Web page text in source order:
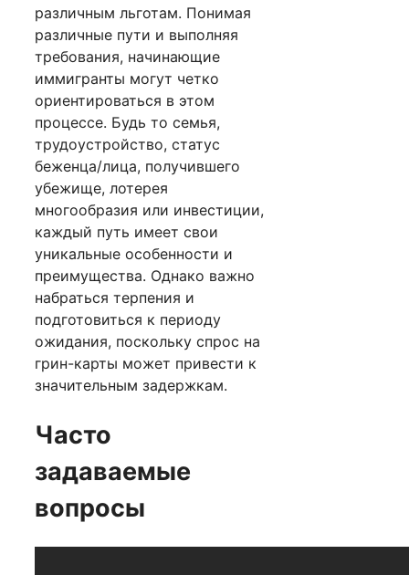
различным льготам. Понимая
различные пути и выполняя
требования, начинающие
иммигранты могут четко
ориентироваться в этом
процессе. Будь то семья,
трудоустройство, статус
беженца/лица, получившего
убежище, лотерея
многообразия или инвестиции,
каждый путь имеет свои
уникальные особенности и
преимущества. Однако важно
набраться терпения и
подготовиться к периоду
ожидания, поскольку спрос на
грин-карты может привести к
значительным задержкам.
Часто
задаваемые
вопросы